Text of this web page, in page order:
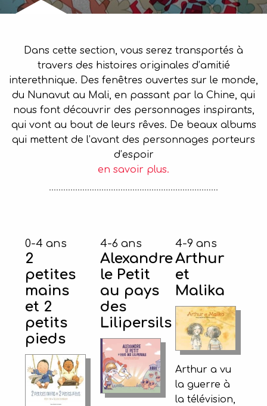
Dans cette section, vous serez transportés à
travers des histoires originales d’amitié
interethnique. Des fenêtres ouvertes sur le monde,
du Nunavut au Mali, en passant par la Chine, qui
nous font découvrir des personnages inspirants,
qui vont au bout de leurs rêves. De beaux albums
qui mettent de l’avant des personnages porteurs
d’espoir
en savoir plus.
0-4 ans
2
petites
mains
et 2
petits
pieds
4-6 ans
Alexandre
le Petit
au pays
des
Lilipersils
4-9 ans
Arthur
et
Malika
Arthur a vu
la guerre à
la télévision,